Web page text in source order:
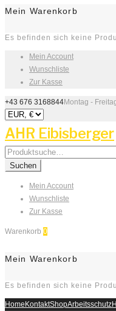
Mein Warenkorb
Es befinden sich keine
Mein Account
Wunschliste
Zur Kasse
+43 676 3168844Montag -
AHR Eibisberger
Search
for:
Suchen
Mein Account
Wunschliste
Zur Kasse
Warenkorb 0
Mein Warenkorb
Es befinden sich keine
HomeKontaktShopArbeitsschutz